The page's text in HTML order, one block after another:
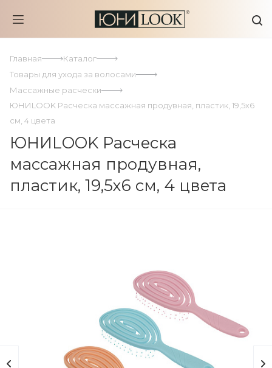
Главная
Каталог
Товары для ухода за волосами
Массажные расчески
ЮНИLOOK Расческа массажная продувная, пластик, 19,5х6
см, 4 цвета
ЮНИLOOK Расческа
массажная продувная,
пластик, 19,5х6 см, 4 цвета